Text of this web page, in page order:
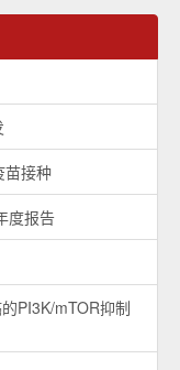
苗接种
度报告
PI3K/mTOR抑制